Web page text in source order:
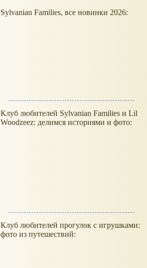
Sylvanian Families, все новинки 2026:
Клуб любителей Sylvanian Families и Lil
Woodzeez: делимся историями и фото:
Клуб любителей прогулок с игрушками:
фото из путешествий: